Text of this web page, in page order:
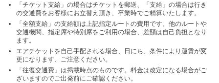
「チケット支給」の場合はチケットを郵送、「支給」の場合は行き
の交通費をお客様にお立替え頂き、卒業時でご精算いたします。
「全額支給」の支給額は上記指定ルートの費用です。他のルートや
交通機関、指定席や特別席をご利用の場合、差額は自己負担となり
ます。
エアチケットを自己手配される場合、日にち、条件により運賃が変
更になります、ご注意ください。
「往復交通費」は掲載時点のものです。料金は改定になる場合がご
ざいますのでご出発前にご確認ください。